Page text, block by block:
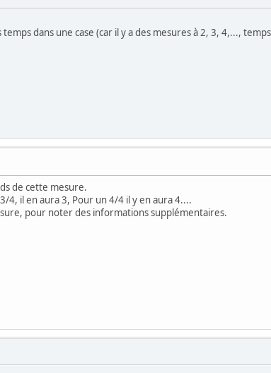
dans une case (car il y a des mesures à 2, 3, 4,...,
de cette mesure.
4, il en aura 3, Pour un 4/4 il y en aura 4....
pour noter des informations supplémentaires.